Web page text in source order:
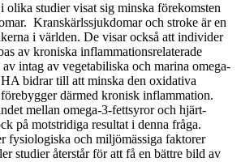
olika studier visat sig minska förekomsten
Kranskärlssjukdomar och stroke är en
i världen. De visar också att individer
av kroniska inflammationsrelaterade
intag av vegetabiliska och marina omega-
bidrar till att minska den oxidativa
därmed kronisk inflammation.
mellan omega-3-fettsyror och hjärt-
på motstridiga resultat i denna fråga.
fysiologiska och miljömässiga faktorer
studier återstår för att få en bättre bild av